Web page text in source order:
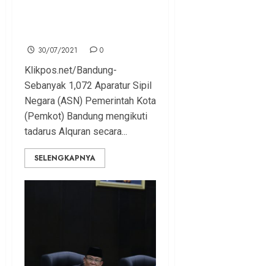
30/07/2021 0
Klikpos.net/Bandung-
Sebanyak 1,072 Aparatur Sipil
Negara (ASN) Pemerintah Kota
(Pemkot) Bandung mengikuti
tadarus Alquran secara...
SELENGKAPNYA